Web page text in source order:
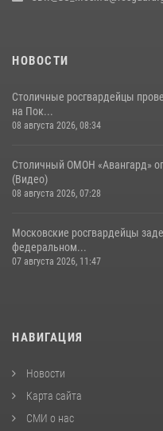
НОВОСТИ
Столичные росгвардейцы
на Пок...
08 августа 2026, 08:34
Столичный ОМОН «Авангард»
(Видео)
08 августа 2026, 07:28
Московские росгвардейцы
федеральном...
07 августа 2026, 11:47
НАВИГАЦИЯ
Новости
Карта сайта
СМИ о нас